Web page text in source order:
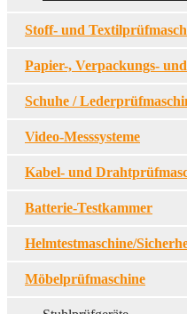
Stoff- und
Papier-, Verpackungs-
Schuhe /
Video-Messsysteme
Kabel- und
Batterie-Testkammer
Helmtestmaschine/
Möbelprüfmaschine